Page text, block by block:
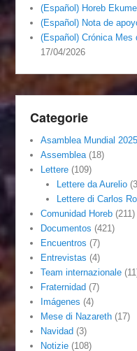
(Español) Horeb
(Español) Nota de
(Español) Crónica Mes
17/04/2026
Categorie
Asamblea Mundial 2025
Assemblea(18)
Lettere (109)
Lettere da Aurelio
Lettere di Carlos
Comunidad Horeb (211)
Documentos (421)
Encuentros (7)
Entrevistas (4)
Team internazionale
Fraternidad (7)
Imágenes (4)
Mese di Nazareth (17)
Navidad (3)
Notizie (108)